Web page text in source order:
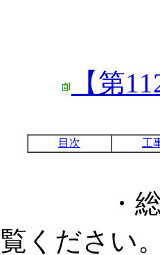
【第
目次 工
・総合評
覧ください。